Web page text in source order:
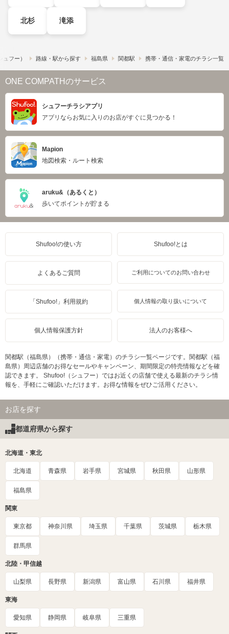
北杉 滝添
フー） 路線・駅から探す 福島県 関都駅 携帯・通信・家電のチラシ一覧
ONE COMPATHのサービス
シュフーチラシアプリ
アプリならお気に入りのお店がすぐに見つかる！
Mapion
地図検索・ルート検索
aruku&（あるくと）
歩いてポイントが貯まる
Shufoo!の使い方 Shufoo!とは
よくあるご質問 ご利用についてのお問い合わせ
「Shufoo!」利用規約 個人情報の取り扱いについて
個人情報保護方針 法人のお客様へ
関都駅（福島県）（携帯・通信・家電）のチラシ一覧ページです。関都駅（福
島県）周辺店舗のお得なセールやキャンペーン、期間限定の特売情報などを確
認できます。 Shufoo!（シュフー）ではお近くの店舗で使える最新のチラシ情
報を、手軽にご確認いただけます。お得な情報をぜひご活用ください。
お店を探す
都道府県から探す
北海道・東北
北海道 青森県 岩手県 宮城県 秋田県 山形県
福島県
関東
東京都 神奈川県 埼玉県 千葉県 茨城県 栃木県
群馬県
北陸・甲信越
山梨県 長野県 新潟県 富山県 石川県 福井県
東海
愛知県 静岡県 岐阜県 三重県